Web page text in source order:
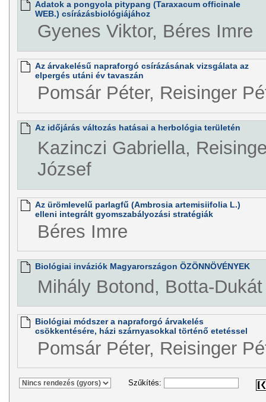
Adatok a pongyola pitypang (Taraxacum officinale
WEB.) csírázásbiológiájához
Gyenes Viktor, Béres Imre
Az árvakelésű napraforgó csírázásának vizsgálata az
elpergés utáni év tavaszán
Pomsár Péter, Reisinger
Az időjárás változás hatásai a herbológia területén
Kazinczi Gabriella,
József
Az ürömlevelű parlagfű (Ambrosia artemisiifolia L.)
elleni integrált gyomszabályozási stratégiák
Béres Imre
Biológiai inváziók Magyarországon ÖZÖNNÖVÉNYEK
Mihály Botond, Botta-
Biológiai módszer a napraforgó árvakelés
csökkentésére, házi szárnyasokkal történő etetéssel
Pomsár Péter, Reisinger
Szűkítés: